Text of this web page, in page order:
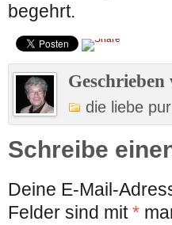
begehrt.
Geschrieben
die liebe pur
Schreibe
Deine E-Mail-
Felder sind mit*